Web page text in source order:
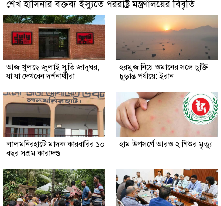
শেখ হাসিনার বক্তব্য ইস্যুতে পররাষ্ট্র মন্ত্রণালয়ের বিবৃতি
আজ খুলছে জুলাই স্মৃতি জাদুঘর,
যা যা দেখবেন দর্শনার্থীরা
হরমুজ নিয়ে ওমানের সঙ্গে চুক্তি
চূড়ান্ত পর্যায়ে: ইরান
লালমনিরহাটে মাদক কারবারির ১০
বছর সশ্রম কারাদণ্ড
হাম উপসর্গে আরও ২ শিশুর মৃত্যু